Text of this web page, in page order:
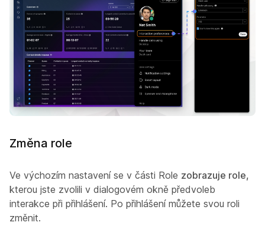
Změna role
Ve výchozím nastavení se v části Role zobrazuje role,
kterou jste zvolili v dialogovém okně předvoleb
interakce při přihlášení. Po přihlášení můžete svou roli
změnit.